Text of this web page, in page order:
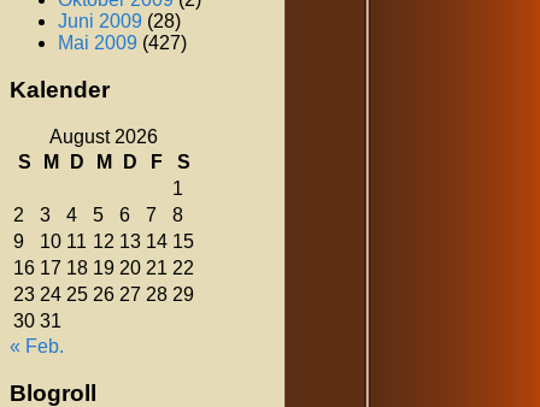
Juni 2009 (28)
Mai 2009 (427)
Kalender
August 2026
S
M D M D F
S
1
2
3 4 5 6 7
8
9
10 11 12 13 14 15
16 17 18 19 20 21 22
23 24 25 26 27 28 29
30 31
« Feb.
Blogroll